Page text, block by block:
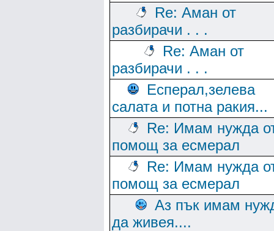
Re: Аман от
разбирачи . . .
Re: Аман от
разбирачи . . .
Есперал,зелева
салата и потна ракия...
Re: Имам нужда
помощ за есмерал
Re: Имам нужда
помощ за есмерал
Аз пък имам
да живея....